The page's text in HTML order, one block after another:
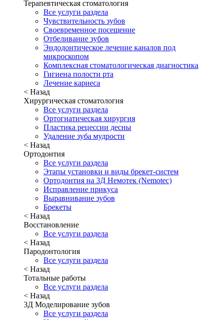
Терапевтическая стоматология
Все услуги раздела
Чувствительность зубов
Своевременное посещение
Отбеливание зубов
Эндодонтическое лечение каналов под
микроскопом
Комплексная стоматологическая диагностика
Гигиена полости рта
Лечение кариеса
< Назад
Хирургическая стоматология
Все услуги раздела
Ортогнатическая хирургия
Пластика рецессии десны
Удаление зуба мудрости
< Назад
Ортодонтия
Все услуги раздела
Этапы установки и виды брекет-систем
Ортодонтия на 3Д Немотек (Nemotec)
Исправление прикуса
Выравнивание зубов
Брекеты
< Назад
Восстановление
Все услуги раздела
< Назад
Пародонтология
Все услуги раздела
< Назад
Тотальные работы
Все услуги раздела
< Назад
3Д Моделирование зубов
Все услуги раздела